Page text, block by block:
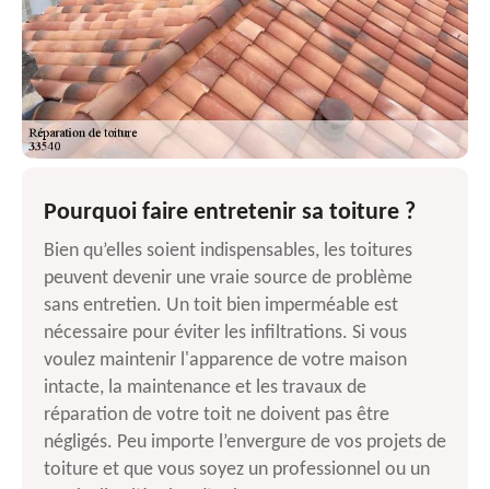
Pourquoi faire entretenir sa toiture ?
Bien qu’elles soient indispensables, les toitures
peuvent devenir une vraie source de problème
sans entretien. Un toit bien imperméable est
nécessaire pour éviter les infiltrations. Si vous
voulez maintenir l'apparence de votre maison
intacte, la maintenance et les travaux de
réparation de votre toit ne doivent pas être
négligés. Peu importe l’envergure de vos projets de
toiture et que vous soyez un professionnel ou un